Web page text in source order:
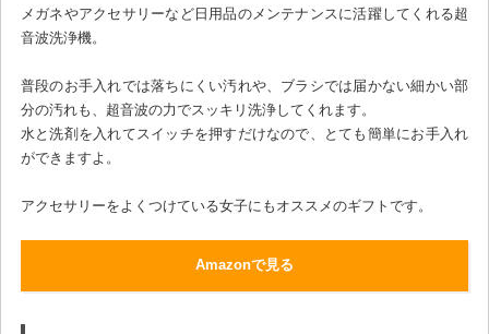
メガネやアクセサリーなど日用品のメンテナンスに活躍してくれる超
音波洗浄機。
普段のお手入れでは落ちにくい汚れや、ブラシでは届かない細かい部
分の汚れも、超音波の力でスッキリ洗浄してくれます。
水と洗剤を入れてスイッチを押すだけなので、とても簡単にお手入れ
ができますよ。
アクセサリーをよくつけている女子にもオススメのギフトです。
Amazonで見る